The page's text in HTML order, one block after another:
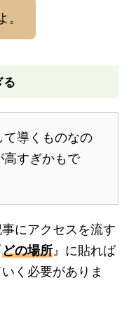
。
る
導くものなの
高すぎかもで
にアクセスを流す
どの場所』に貼れば
く必要がありま